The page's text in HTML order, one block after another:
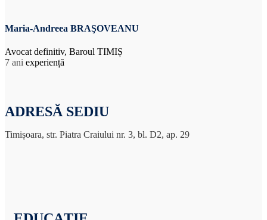
Maria-Andreea BRAŞOVEANU
Avocat definitiv, Baroul TIMIȘ
7 ani experiență
ADRESĂ SEDIU
Timișoara, str. Piatra Craiului nr. 3, bl. D2, ap. 29